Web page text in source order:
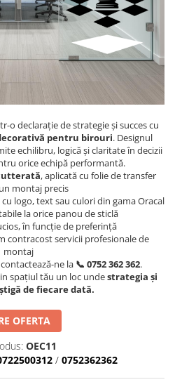
o declarație de strategie și succes cu
pentru birouri. Designul
echilibru, logică și claritate în decizii
orice echipă performantă.
, aplicată cu folie de transfer
montaj precis
logo, text sau culori din gama Oracal
la orice panou de sticlă
în funcție de preferință
contracost servicii profesionale de
montaj
ne la 📞 0752 362 362.
spațiul tău un loc undestrategia și
de fiecare dată.
OFERTA
OEC11
/ 0752362362